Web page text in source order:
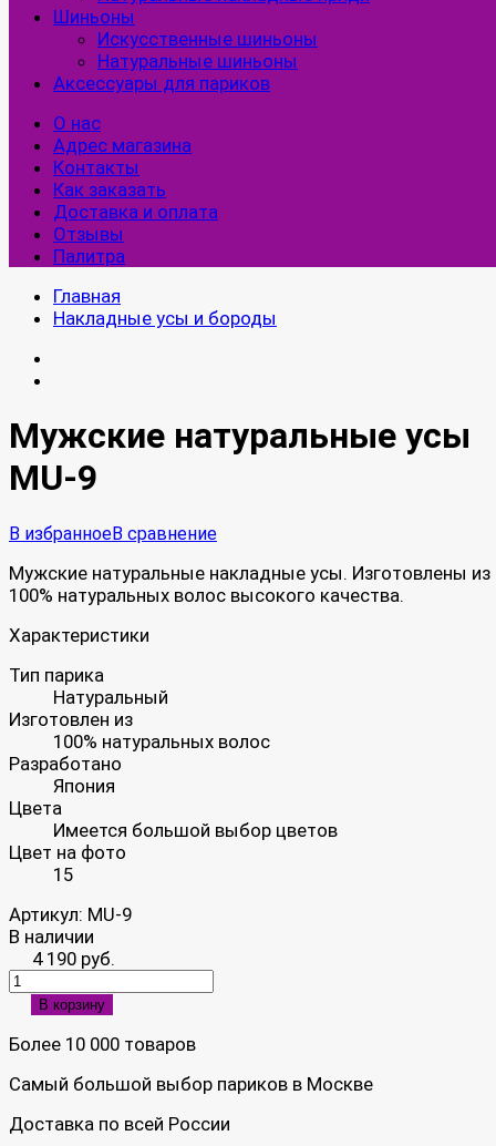
Шиньоны
Искусственные шиньоны
Натуральные шиньоны
Аксессуары для париков
О нас
Адрес магазина
Контакты
Как заказать
Доставка и оплата
Отзывы
Палитра
Главная
Накладные усы и бороды
Мужские натуральные усы
MU-9
В избранноеВ сравнение
Мужские натуральные накладные усы. Изготовлены из
100% натуральных волос высокого качества.
Характеристики
Тип парика
Натуральный
Изготовлен из
100% натуральных волос
Разработано
Япония
Цвета
Имеется большой выбор цветов
Цвет на фото
15
Артикул: MU-9
В наличии
4 190 руб.
В корзину
Более 10 000 товаров
Самый большой выбор париков в Москве
Доставка по всей России